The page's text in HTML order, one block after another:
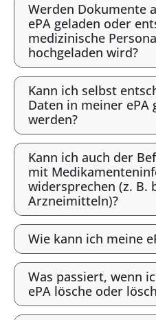
Werden Dokumente
ePA geladen oder
medizinische
hochgeladen wird?
Kann ich selbst
Daten in meiner ePA
werden?
Kann ich auch der
mit
widersprechen (z. B.
Arzneimitteln)?
Wie kann ich meine
Was passiert, wenn
ePA lösche oder